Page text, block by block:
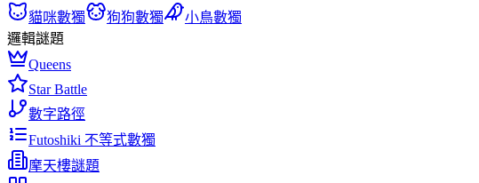
貓咪數獨
狗狗數獨
小鳥數獨
邏輯謎題
Queens
Star Battle
數字路徑
Futoshiki 不等式數獨
摩天樓謎題